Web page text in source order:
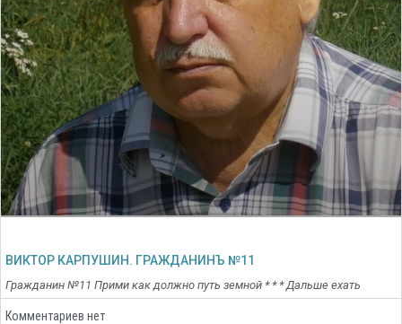
ВИКТОР КАРПУШИН. ГРАЖДАНИНЪ №11
Гражданин №11 Прими как должно путь земной * * * Дальше ехать
Комментариев нет